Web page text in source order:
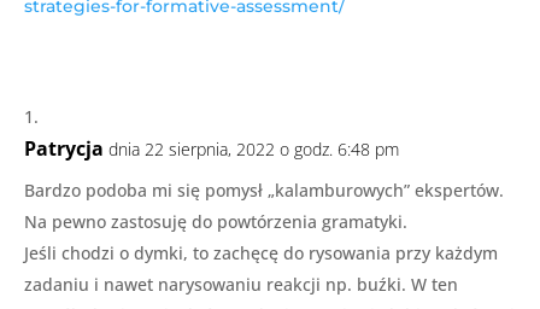
strategies-for-formative-assessment/
Patrycja dnia 22 sierpnia, 2022 o godz. 6:48 pm
Bardzo podoba mi się pomysł „kalamburowych” ekspertów.
Na pewno zastosuję do powtórzenia gramatyki.
Jeśli chodzi o dymki, to zachęcę do rysowania przy każdym
zadaniu i nawet narysowaniu reakcji np. buźki. W ten